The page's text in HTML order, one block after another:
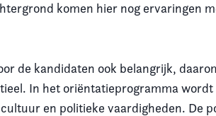
komen hier nog ervaringen
de kandidaten ook belangrijk,
In het oriëntatieprogramma
en politieke vaardigheden. De